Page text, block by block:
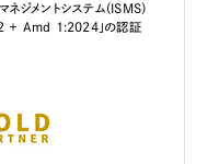
ネジメントシステム（ISMS）
+ Amd 1:2024」の認証